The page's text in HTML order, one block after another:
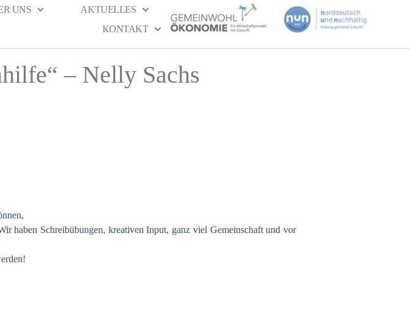
UNS
AKTUELLES
KONTAKT
– Nelly Sachs
haben Schreibübungen, kreativen Input, ganz viel Gemeinschaft und vor